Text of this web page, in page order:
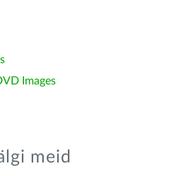
Images
meid